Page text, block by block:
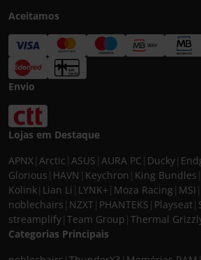
Aceitamos
Envio
Lojas em Destaque
APNX Arctic ASUS AURA PC Ducky
Glorious HAVN Keychron King Bundles
Kolink Lian Li LYNK+ Moza Racing MSI
noblechairs NZXT PHANTEKS Playseat
streamplify Team Group Thermal
Categorias Principais